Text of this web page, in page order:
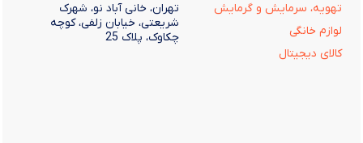
تهویه، سرمایش و گرمایش
لوازم خانگی
کالای دیجیتال
تهران، خانی آباد نو، شهرک
شریعتی، خیابان زلفی، کوچه
چکاوک، پلاک 25